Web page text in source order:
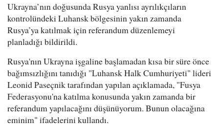
Ukrayna’nın doğusunda Rusya yanlısı ayrılıkçıların
kontrolündeki Luhansk bölgesinin yakın zamanda
Rusya’ya katılmak için referandum düzenlemeyi
planladığı bildirildi.
Rusya'nın Ukrayna işgaline başlamadan kısa bir süre önce
bağımsızlığını tanıdığı "Luhansk Halk Cumhuriyeti" lideri
Leonid Paseçnik tarafından yapılan açıklamada, "Fusya
Federasyonu'na katılma konusunda yakın zamanda bir
referandum yapılacağını düşünüyorum. Bunun olacağına
eminim" ifadelerini kullandı.